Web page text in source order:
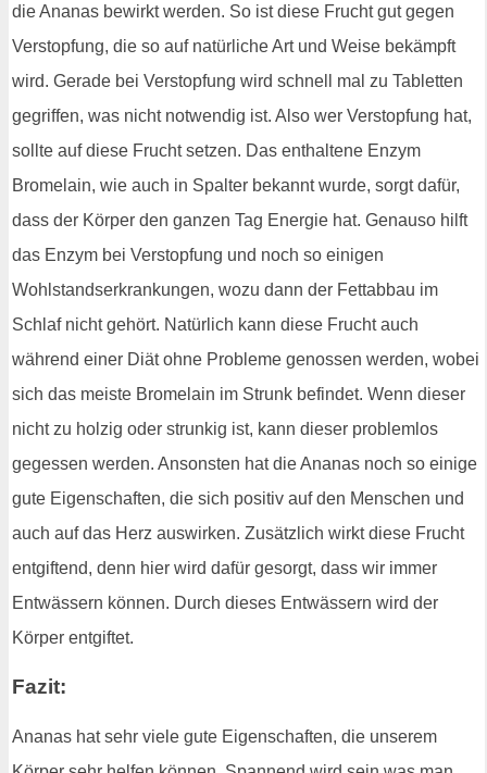
die Ananas bewirkt werden. So ist diese Frucht gut gegen
Verstopfung, die so auf natürliche Art und Weise bekämpft
wird. Gerade bei Verstopfung wird schnell mal zu Tabletten
gegriffen, was nicht notwendig ist. Also wer Verstopfung hat,
sollte auf diese Frucht setzen. Das enthaltene Enzym
Bromelain, wie auch in Spalter bekannt wurde, sorgt dafür,
dass der Körper den ganzen Tag Energie hat. Genauso hilft
das Enzym bei Verstopfung und noch so einigen
Wohlstandserkrankungen, wozu dann der Fettabbau im
Schlaf nicht gehört. Natürlich kann diese Frucht auch
während einer Diät ohne Probleme genossen werden, wobei
sich das meiste Bromelain im Strunk befindet. Wenn dieser
nicht zu holzig oder strunkig ist, kann dieser problemlos
gegessen werden. Ansonsten hat die Ananas noch so einige
gute Eigenschaften, die sich positiv auf den Menschen und
auch auf das Herz auswirken. Zusätzlich wirkt diese Frucht
entgiftend, denn hier wird dafür gesorgt, dass wir immer
Entwässern können. Durch dieses Entwässern wird der
Körper entgiftet.
Fazit:
Ananas hat sehr viele gute Eigenschaften, die unserem